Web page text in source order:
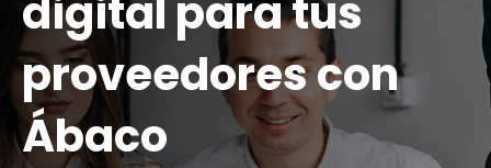
digital para tus
proveedores con
Ábaco